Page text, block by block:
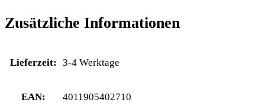
Zusätzliche Informationen
Lieferzeit: 3-4 Werktage
EAN: 4011905402710